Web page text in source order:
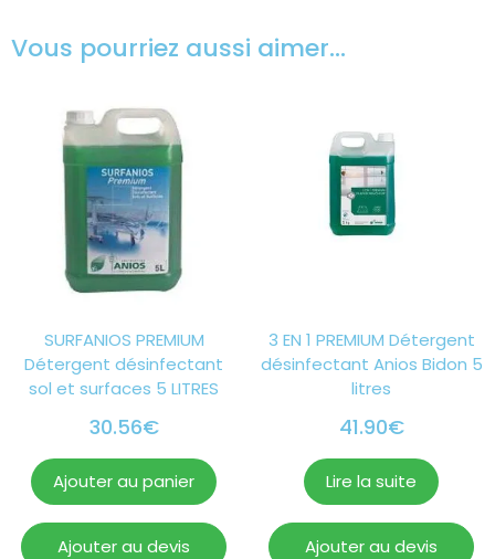
Vous pourriez aussi aimer…
SURFANIOS PREMIUM
Détergent désinfectant
sol et surfaces 5 LITRES
30.56€
Ajouter au panier
Ajouter au devis
3 EN 1 PREMIUM Détergent
désinfectant Anios Bidon 5
litres
41.90€
Lire la suite
Ajouter au devis